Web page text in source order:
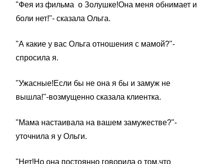
"Фея из фильма о Золушке!Она меня обнимает и
боли нет!"- сказала Ольга.
"А какие у вас Ольга отношения с мамой?"-
спросила я.
"Ужасные!Если бы не она я бы и замуж не
вышла!"-возмущенно сказала клиентка.
"Мама настаивала на вашем замужестве?"-
уточнила я у Ольги.
"Нет!Но она постоянно говорила о том,что